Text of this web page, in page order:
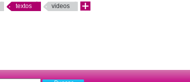
textos videos